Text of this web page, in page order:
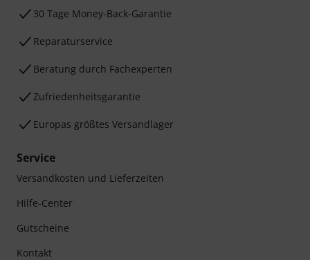
30 Tage Money-Back-Garantie
Reparaturservice
Beratung durch Fachexperten
Zufriedenheitsgarantie
Europas größtes Versandlager
Service
Versandkosten und Lieferzeiten
Hilfe-Center
Gutscheine
Kontakt